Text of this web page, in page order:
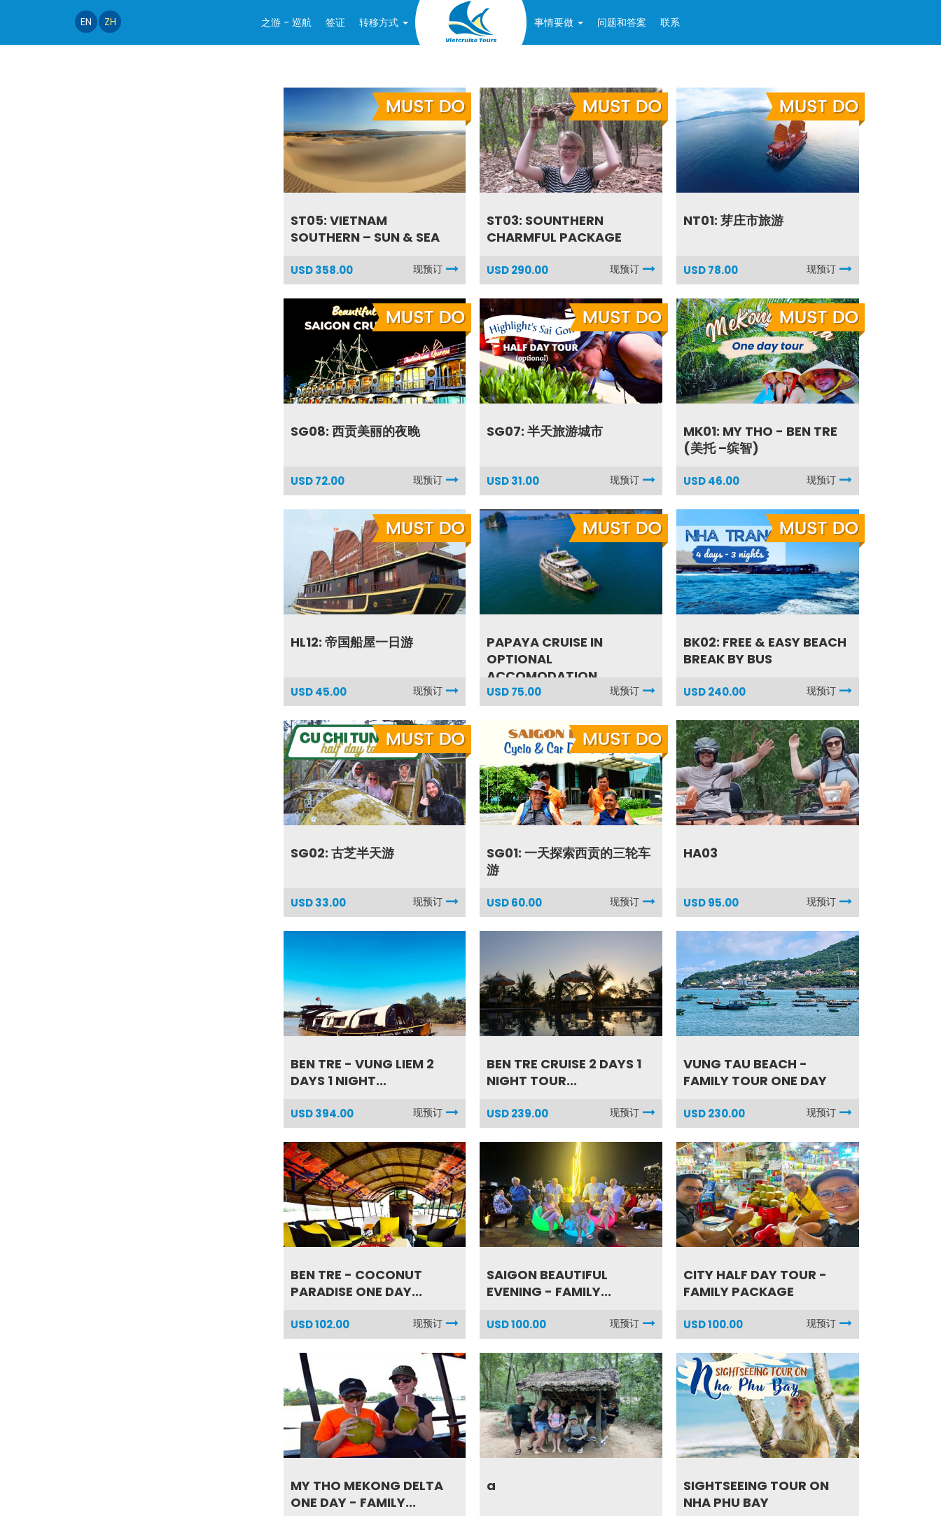
EN ZH 之游 - 巡航 签证 转移方式 事情要做 问题和答案 联系
ST05: VIETNAM
SOUTHERN – SUN & SEA
USD 358.00 现预订
ST03: SOUNTHERN
CHARMFUL PACKAGE
USD 290.00 现预订
NT01: 芽庄市旅游
USD 78.00 现预订
SG08: 西贡美丽的夜晚
USD 72.00 现预订
SG07: 半天旅游城市
USD 31.00 现预订
MK01: MY THO - BEN TRE
(美托 –缤智)
USD 46.00 现预订
HL12: 帝国船屋一日游
USD 45.00 现预订
PAPAYA CRUISE IN
OPTIONAL
ACCOMODATION
USD 75.00 现预订
BK02: FREE & EASY BEACH
BREAK BY BUS
USD 240.00 现预订
SG02: 古芝半天游
USD 33.00 现预订
SG01: 一天探索西贡的三轮车
游
USD 60.00 现预订
HA03
USD 95.00 现预订
BEN TRE - VUNG LIEM 2
DAYS 1 NIGHT...
USD 394.00 现预订
BEN TRE CRUISE 2 DAYS 1
NIGHT TOUR...
USD 239.00 现预订
VUNG TAU BEACH -
FAMILY TOUR ONE DAY
USD 230.00 现预订
BEN TRE - COCONUT
PARADISE ONE DAY...
USD 102.00 现预订
SAIGON BEAUTIFUL
EVENING - FAMILY...
USD 100.00 现预订
CITY HALF DAY TOUR -
FAMILY PACKAGE
USD 100.00 现预订
MY THO MEKONG DELTA
ONE DAY - FAMILY...
a
SIGHTSEEING TOUR ON
NHA PHU BAY